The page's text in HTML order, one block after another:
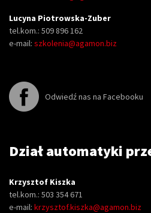
Lucyna Piotrowska-Zuber
tel.kom.: 509 896 162
e-mail: szkolenia@agamon.biz
Odwiedź nas na Facebooku
Dział automatyki
Krzysztof Kiszka
tel.kom.: 503 354 671
e-mail: krzysztof.kiszka@agamon.biz